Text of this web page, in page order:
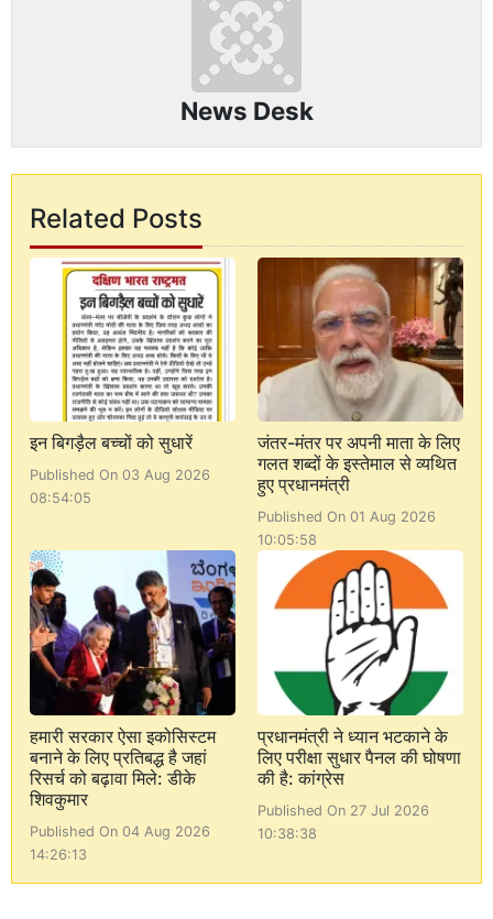
News Desk
Related Posts
इन बिगड़ैल बच्चों को सुधारें
Published On 03 Aug 2026
08:54:05
जंतर-मंतर पर अपनी माता के लिए
गलत शब्दों के इस्तेमाल से व्यथित
हुए प्रधानमंत्री
Published On 01 Aug 2026
10:05:58
हमारी सरकार ऐसा इकोसिस्टम
बनाने के लिए प्रतिबद्ध है जहां
रिसर्च को बढ़ावा मिले: डीके
शिवकुमार
Published On 04 Aug 2026
14:26:13
प्रधानमंत्री ने ध्यान भटकाने के
लिए परीक्षा सुधार पैनल की घोषणा
की है: कांग्रेस
Published On 27 Jul 2026
10:38:38